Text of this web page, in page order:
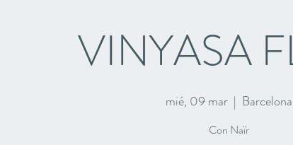
VINYASA
mié, 09 mar
  |
Barcelona
Con Naïr